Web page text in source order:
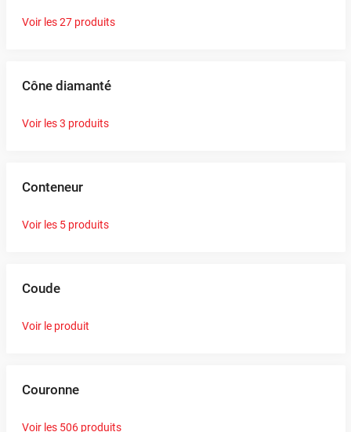
Voir les 27 produits
Cône diamanté
Voir les 3 produits
Conteneur
Voir les 5 produits
Coude
Voir le produit
Couronne
Voir les 506 produits